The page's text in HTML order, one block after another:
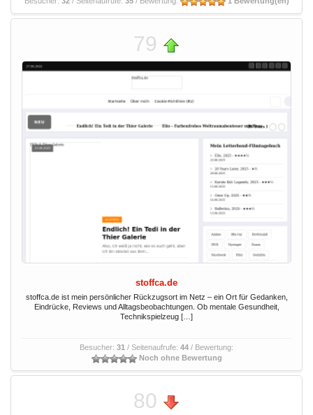
79
stoffca.de
stoffca.de ist mein persönlicher Rückzugsort im Netz – ein Ort für Gedanken,
Eindrücke, Reviews und Alltagsbeobachtungen. Ob mentale Gesundheit,
Technikspielzeug […]
Besucher: 31 / Seitenaufrufe: 44 / Bewertung:
Noch ohne Bewertung
80